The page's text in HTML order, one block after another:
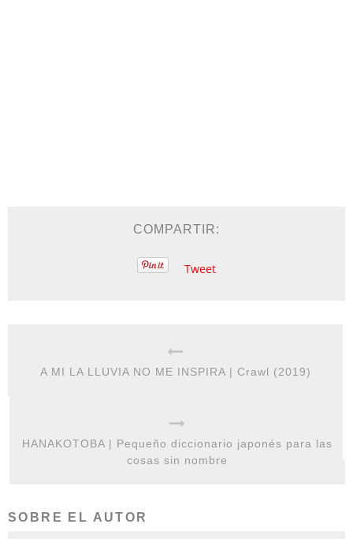
COMPARTIR:
Tweet
A MI LA LLUVIA NO ME INSPIRA | Crawl (2019)
HANAKOTOBA | Pequeño diccionario japonés para las
cosas sin nombre
SOBRE EL AUTOR